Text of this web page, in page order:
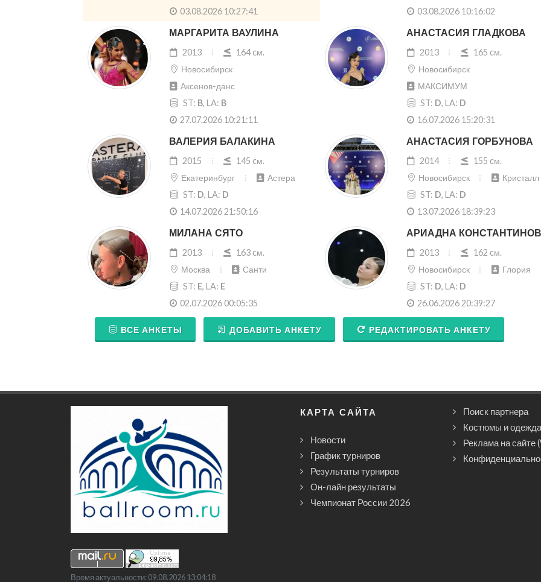
03.08.2026 10:27:41
03.08.2026 10:16:02
МАРГАРИТА ВАУЛИНА
2013
164 cм.
Новосибирск
Аксенов-данс
ST: B, LA: B
27.07.2026 10:21:11
АНАСТАСИЯ ГЛАДКОВА
2013
165 cм.
Новосибирск
МАКСИМУМ
ST: D, LA: D
16.07.2026 15:20:31
ВАЛЕРИЯ БАЛАКИНА
2015
145 cм.
Екатеринбург
Астера
ST: D, LA: D
14.07.2026 21:50:16
АНАСТАСИЯ ГОРБУНОВА
2014
155 cм.
Новосибирск
Кристалл
ST: D, LA: D
13.07.2026 18:39:23
МИЛАНА СЯТО
2013
163 cм.
Москва
Санти
ST: E, LA: E
02.07.2026 00:05:35
АРИАДНА
2013
162 cм.
Новосибирск
Глория
ST: D, LA: D
26.06.2026 20:39:27
ВСЕ АНКЕТЫ ДОБАВИТЬ АНКЕТУ РЕДАКТИРОВАТЬ АНКЕТУ
Время актуальности: 09.08.2026 13:04:18
КАРТА САЙТА
Новости
График турниров
Результаты турниров
Он-лайн результаты
Чемпионат России 2026
Поиск партнера
Костюмы и
Реклама на сайте